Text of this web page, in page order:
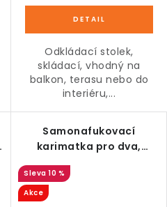
Odkládací stolek,
skládací, vhodný na
balkon, terasu nebo do
interiéru,...
Samonafukovací
karimatka pro dva,
10 %
Akce